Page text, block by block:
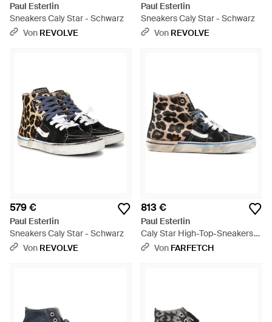
Paul Esterlin
Sneakers Caly Star - Schwarz
Von REVOLVE
Paul Esterlin
Sneakers Caly Star - Schwarz
Von REVOLVE
579 €
Paul Esterlin
Sneakers Caly Star - Schwarz
Von REVOLVE
813 €
Paul Esterlin
Caly Star High-Top-Sneakers
Mit Leopardenmuster - Weiß
Von FARFETCH